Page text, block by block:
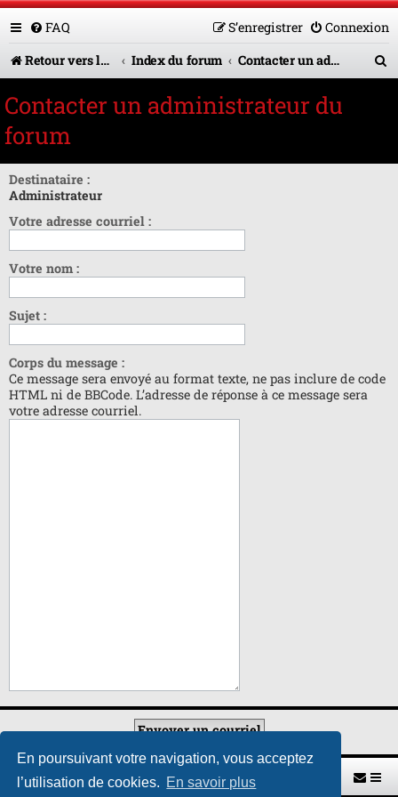
En poursuivant votre navigation, vous acceptez
l’utilisation de cookies. En savoir plus
FAQ Connexion
S’enregistrer
Retour vers le site U.A.G.R.
Index du forum Contacter un administrateur du forum
e
Contacter un administrateur du
forum
Destinataire :
Administrateur
Votre adresse courriel :
Votre nom :
Sujet :
Corps du message :
Ce message sera envoyé au format texte, ne pas inclure de code
HTML ni de BBCode. L’adresse de réponse à ce message sera
votre adresse courriel.
Retour vers le site U.A.G.R. Index du forum